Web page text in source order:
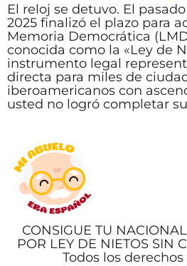
El reloj se detuvo. El
2025 finalizó el plazo para
Memoria Democrática
conocida como la «Ley de
instrumento legal
directa para miles de
iberoamericanos con
usted no logró completar
CONSIGUE TU
POR LEY DE NIETOS SIN
Todos los